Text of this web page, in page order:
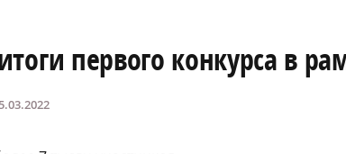
первого конкурса в